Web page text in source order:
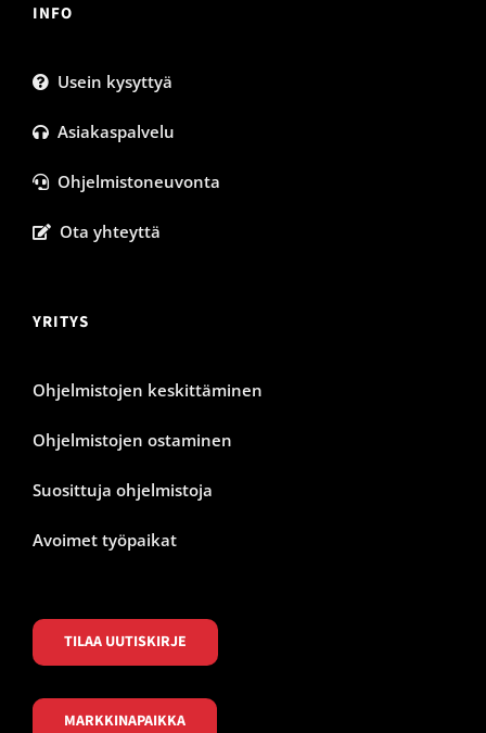
INFO
Usein kysyttyä
Asiakaspalvelu
Ohjelmistoneuvonta
Ota yhteyttä
YRITYS
Ohjelmistojen keskittäminen
Ohjelmistojen ostaminen
Suosittuja ohjelmistoja
Avoimet työpaikat
TILAA UUTISKIRJE
MARKKINAPAIKKA